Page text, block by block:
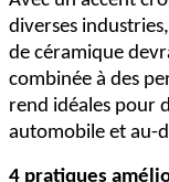
diverses
de céramique
combinée à des
rend idéales pour
automobile et au-
4 pratiques